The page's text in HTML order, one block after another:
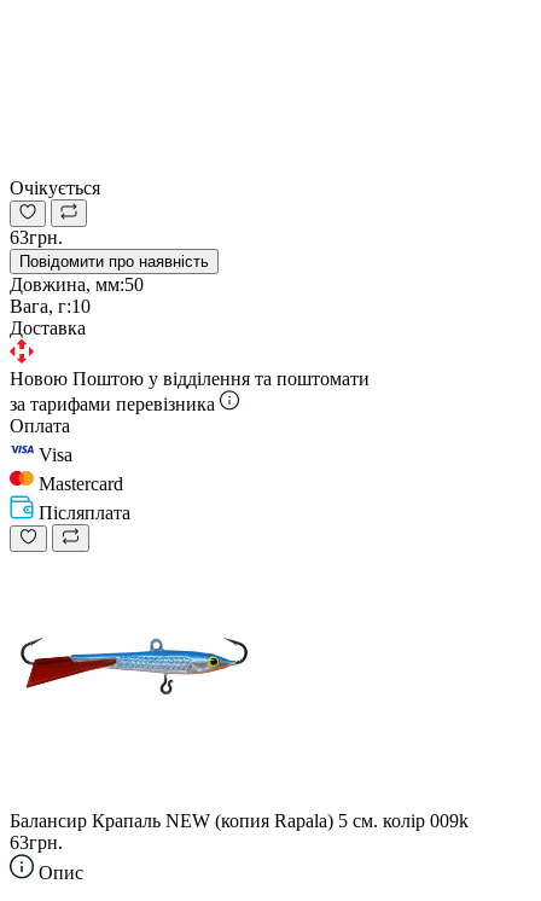
Очікується
63грн.
Повідомити про наявність
Довжина, мм:50
Вага, г:10
Доставка
Новою Поштою у відділення та поштомати
за тарифами перевізника
Оплата
Visa
Mastercard
Післяплата
Балансир Крапаль NEW (копия Rapala) 5 см. колір 009k
63грн.
Опис